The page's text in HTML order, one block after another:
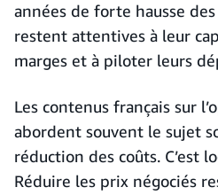
années de forte hausse
restent attentives à leur
marges et à piloter leurs
Les contenus français sur
abordent souvent le sujet
réduction des coûts. C’est
Réduire les prix négociés